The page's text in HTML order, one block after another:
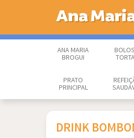
Ana
ANA MARIA
BROGUI
PRATO
PRINCIPAL
DRINK